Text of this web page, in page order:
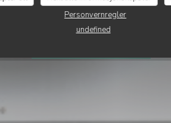
Personvernregler
undefined
de la